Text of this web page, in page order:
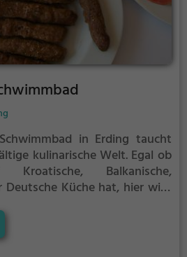
in Erding taucht
kulinarische Welt. Egal ob
Balkanische,
Deutsche Küche hat, hier wird
und Europäischen
entspannte Atmosphäre und